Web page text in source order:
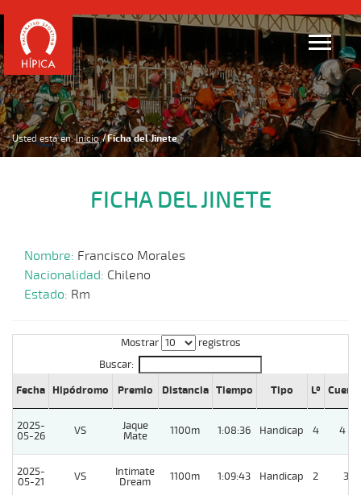
Usted está en: Inicio Ficha del Jinete
FICHA DEL JINETE
Nombre: Francisco Morales
Nacionalidad: Chileno
Estado: Rm
Mostrar
registros
Buscar:
Fecha
Hipódromo Premio Distancia Tiempo Tipo Lº
2025-
05-26
VS
Jaque
Mate
1100m 1:08:36 Handicap 4 4 1/
2025-
05-21
VS
Intimate
Dream
1100m 1:09:43 Handicap 2 3/4